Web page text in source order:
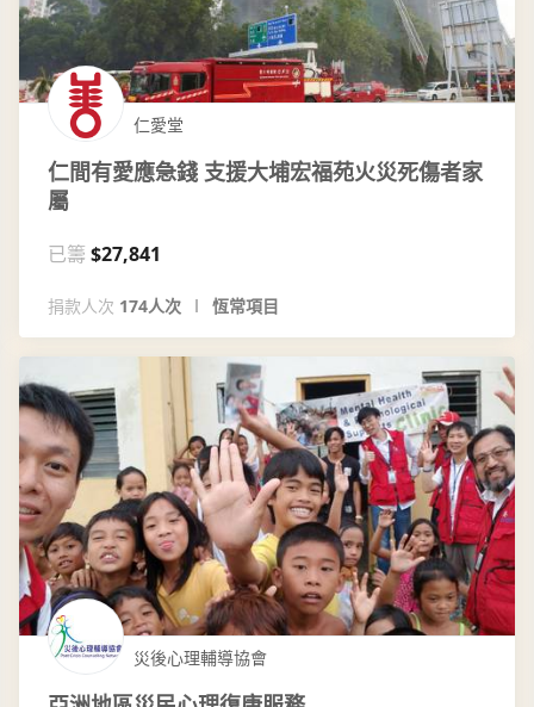
仁愛堂
仁間有愛應急錢 支援大埔宏福苑火災死傷者家
屬
已籌 $27,841
捐款人次 174人次 恆常項目
災後心理輔導協會